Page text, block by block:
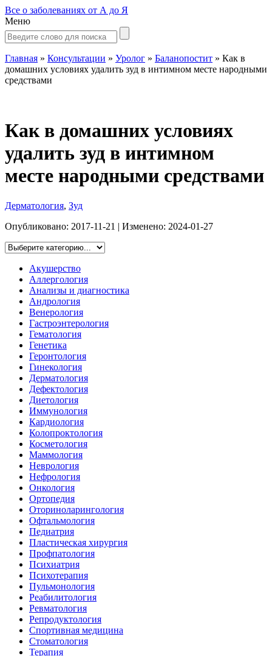
Все о заболеваниях от А до Я
Меню
Главная » Консультации » Уролог » Баланопостит » Как в
домашних условиях удалить зуд в интимном месте народными
средствами
Как в домашних условиях
удалить зуд в интимном
месте народными средствами
Дерматология, Зуд
Опубликовано: 2017-11-21 | Изменено: 2024-01-27
Акушерство
Аллергология
Анализы и диагностика
Андрология
Венерология
Гастроэнтерология
Гематология
Генетика
Геронтология
Гинекология
Дерматология
Дефектология
Диетология
Иммунология
Кардиология
Колопроктология
Косметология
Маммология
Неврология
Нефрология
Онкология
Ортопедия
Оториноларингология
Офтальмология
Педиатрия
Пластическая хирургия
Профпатология
Психиатрия
Психотерапия
Пульмонология
Реабилитология
Ревматология
Репродуктология
Спортивная медицина
Стоматология
Терапия